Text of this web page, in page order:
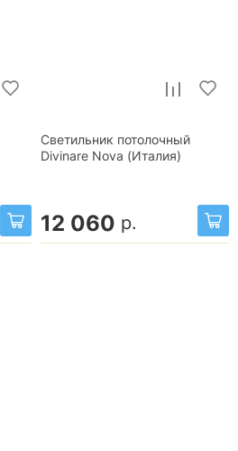
Светильник потолочный
Divinare Nova (Италия)
12 060 р.